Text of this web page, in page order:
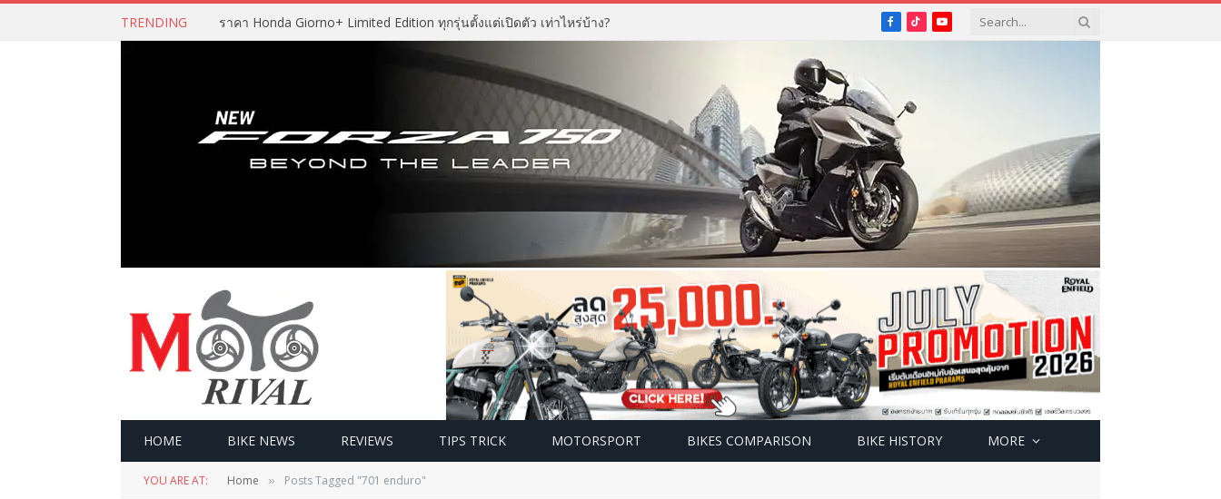
TRENDING ราคา Honda Giorno+ Limited Edition ทุกรุ่นตั้งแต่เปิดตัว เท่าไหร่บ้าง? Facebook
TikTokYouTube
HOME BIKE NEWS REVIEWS TIPS TRICK MOTORSPORT BIKES COMPARISON BIKE HISTORY MORE
YOU ARE AT: Home » Posts Tagged "701 enduro"